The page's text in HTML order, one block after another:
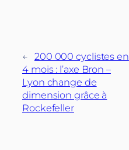
← 200 000 cyclistes en
4 mois : l’axe Bron –
Lyon change de
dimension grâce à
Rockefeller